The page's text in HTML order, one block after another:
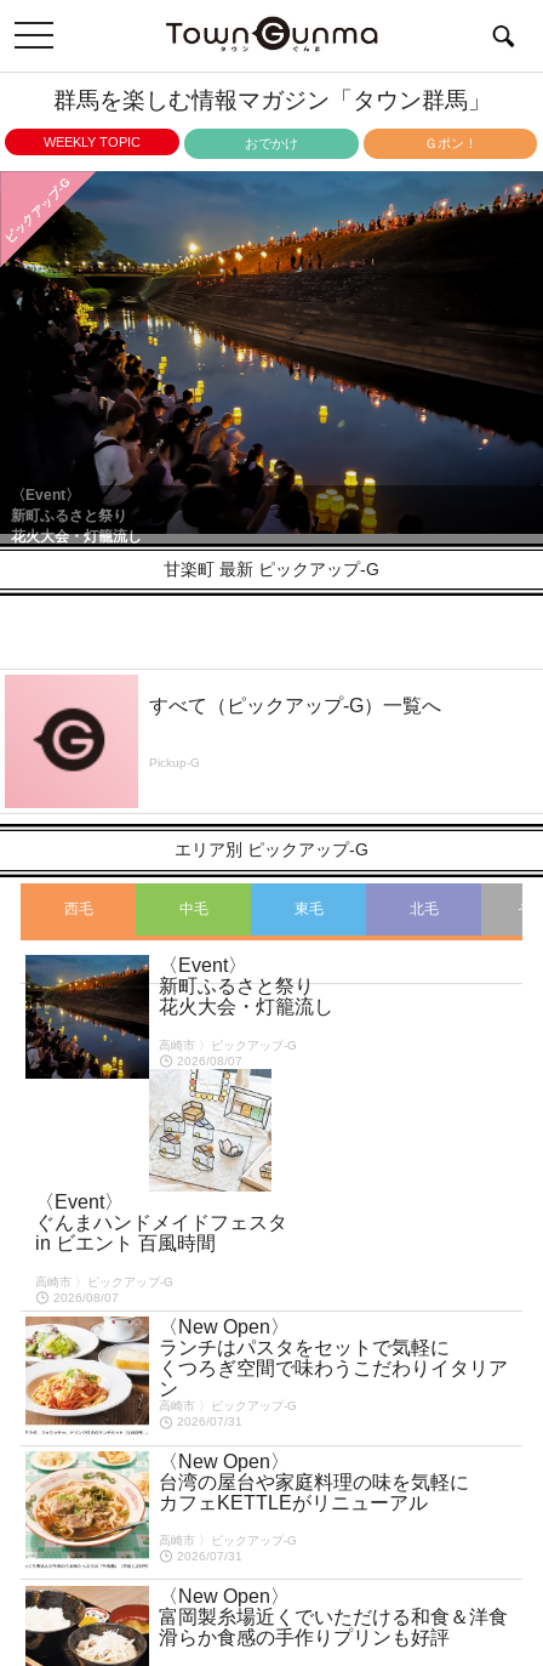
toggle
navigation
群馬を楽しむ情報マガジン「タウン群馬」
WEEKLY TOPIC おでかけ Ｇポン！
ピックアップ-G
〈Event〉
新町ふるさと祭り
花火大会・灯籠流し
甘楽町 最新 ピックアップ-G
すべて（ピックアップ-G）一覧へ
Pickup-G
エリア別 ピックアップ-G
西毛 中毛 東毛 北毛 そ
〈Event〉
新町ふるさと祭り
花火大会・灯籠流し
高崎市 〉ピックアップ-G
2026/08/07
〈Event〉
ぐんまハンドメイドフェスタ
in ビエント 百風時間
高崎市 〉ピックアップ-G
2026/08/07
〈New Open〉
ランチはパスタをセットで気軽に
くつろぎ空間で味わうこだわりイタリア
ン
高崎市 〉ピックアップ-G
2026/07/31
〈New Open〉
台湾の屋台や家庭料理の味を気軽に
カフェKETTLEがリニューアル
高崎市 〉ピックアップ-G
2026/07/31
〈New Open〉
富岡製糸場近くでいただける和食＆洋食
滑らか食感の手作りプリンも好評